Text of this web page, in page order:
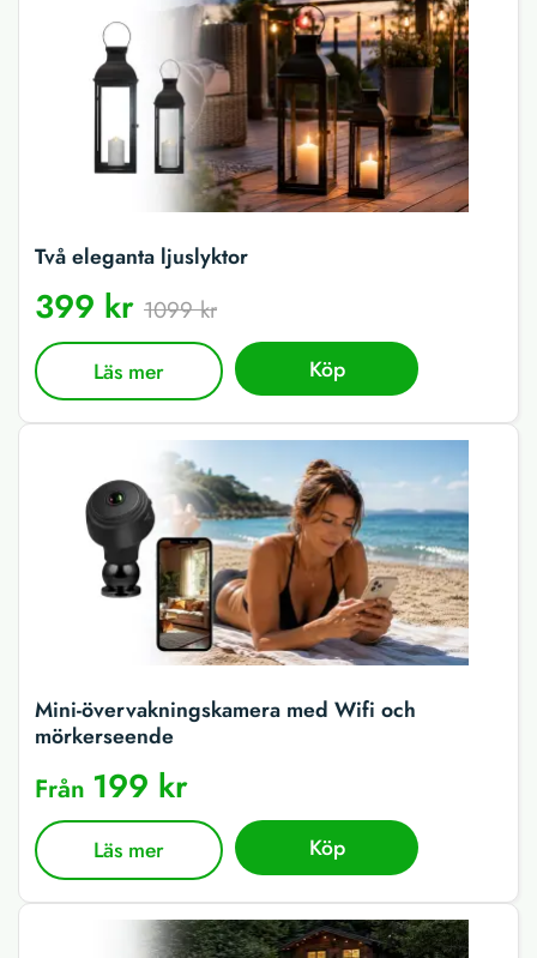
Två eleganta ljuslyktor
399 kr 1099 kr
Läs mer Köp
Mini-övervakningskamera med Wifi och
mörkerseende
Från 199 kr
Läs mer Köp